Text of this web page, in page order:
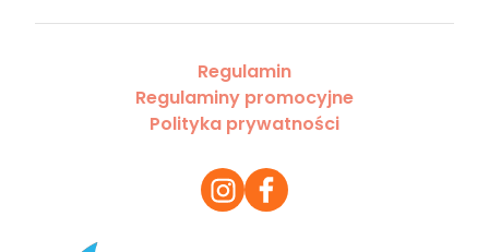
Regulamin
Regulaminy promocyjne
Polityka prywatności